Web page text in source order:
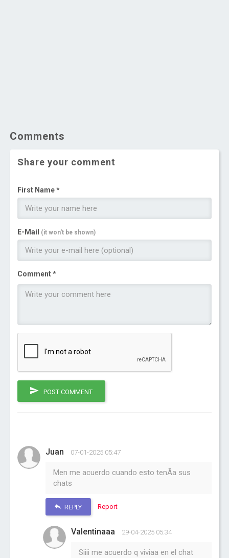
Comments
Share your comment
First Name *
E-Mail (it won't be shown)
Comment *
POST COMMENT
Juan 07-01-2025 05:47
Men me acuerdo cuando esto tenÃ­a sus
chats
REPLY Report
Valentinaaa 29-04-2025 05:34
Siiii me acuerdo q viviaa en el chat